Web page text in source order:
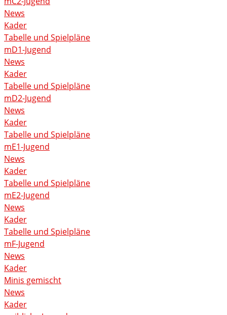
News
Kader
Tabelle und Spielpläne
mD1-Jugend
News
Kader
Tabelle und Spielpläne
mD2-Jugend
News
Kader
Tabelle und Spielpläne
mE1-Jugend
News
Kader
Tabelle und Spielpläne
mE2-Jugend
News
Kader
Tabelle und Spielpläne
mF-Jugend
News
Kader
Minis gemischt
News
Kader